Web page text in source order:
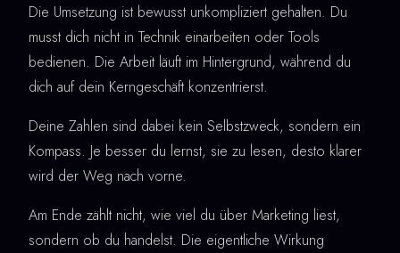
Die Umsetzung ist bewusst unkompliziert gehalten. Du
musst dich nicht in Technik einarbeiten oder Tools
bedienen. Die Arbeit läuft im Hintergrund, während du
dich auf dein Kerngeschäft konzentrierst.
Deine Zahlen sind dabei kein Selbstzweck, sondern ein
Kompass. Je besser du lernst, sie zu lesen, desto klarer
wird der Weg nach vorne.
Am Ende zählt nicht, wie viel du über Marketing liest,
sondern ob du handelst. Die eigentliche Wirkung